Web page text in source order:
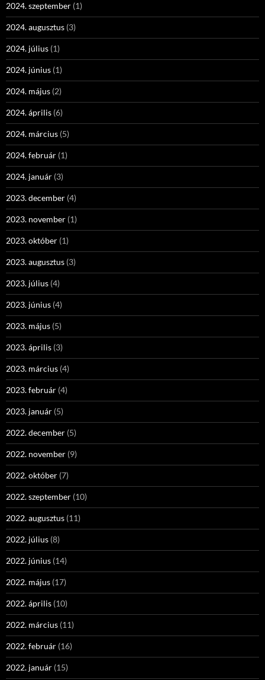
2024. szeptember (1)
2024. augusztus (3)
2024. július (1)
2024. június (1)
2024. május (2)
2024. április (6)
2024. március (5)
2024. február (1)
2024. január (3)
2023. december (4)
2023. november (1)
2023. október (1)
2023. augusztus (3)
2023. július (4)
2023. június (4)
2023. május (5)
2023. április (3)
2023. március (4)
2023. február (4)
2023. január (5)
2022. december (5)
2022. november (9)
2022. október (7)
2022. szeptember (10)
2022. augusztus (11)
2022. július (8)
2022. június (14)
2022. május (17)
2022. április (10)
2022. március (11)
2022. február (16)
2022. január (15)